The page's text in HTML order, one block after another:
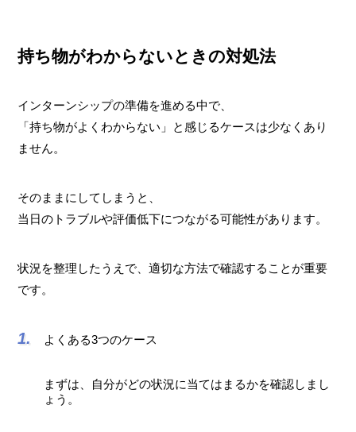
持ち物がわからないときの対処法
インターンシップの準備を進める中で、
「持ち物がよくわからない」と感じるケースは少なくあり
ません。
そのままにしてしまうと、
当日のトラブルや評価低下につながる可能性があります。
状況を整理したうえで、適切な方法で確認することが重要
です。
よくある3つのケース
まずは、自分がどの状況に当てはまるかを確認しまし
ょう。